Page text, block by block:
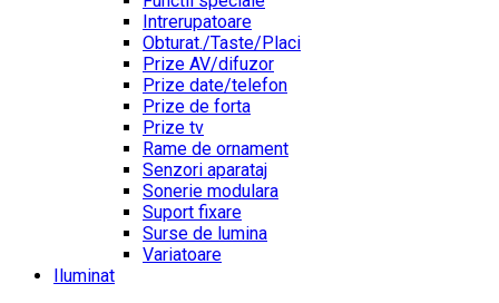
Intrerupatoare
Obturat./Taste/Placi
Prize AV/difuzor
Prize date/telefon
Prize de forta
Prize tv
Rame de ornament
Senzori aparataj
Sonerie modulara
Suport fixare
Surse de lumina
Variatoare
Iluminat